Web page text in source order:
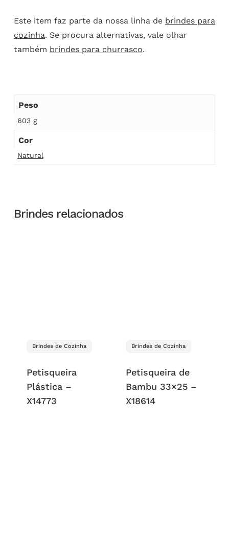
Este item faz parte da nossa linha de brindes para
cozinha. Se procura alternativas, vale olhar
também brindes para churrasco.
Peso
603 g
Cor
Natural
Brindes relacionados
Brindes de Cozinha
Petisqueira
Plástica –
X14773
Brindes de Cozinha
Petisqueira de
Bambu 33×25 –
X18614